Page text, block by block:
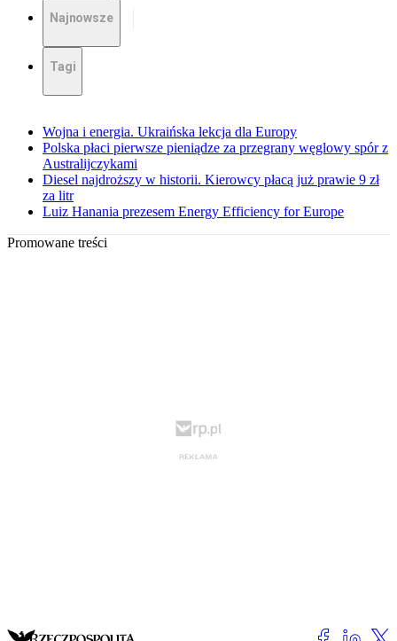
Najnowsze
Tagi
Wojna i energia. Ukraińska lekcja dla Europy
Polska płaci pierwsze pieniądze za przegrany węglowy spór z
Australijczykami
Diesel najdroższy w historii. Kierowcy płacą już prawie 9 zł
za litr
Luiz Hanania prezesem Energy Efficiency for Europe
Promowane treści